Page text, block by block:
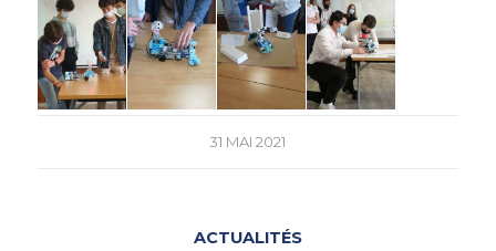
31 MAI 2021
ACTUALITÉS